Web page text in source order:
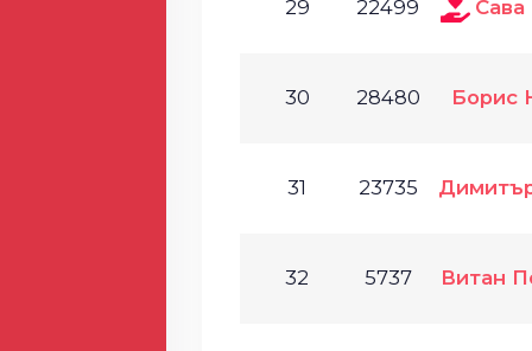
29 22499 Сава
30 28480 Борис
31 23735
32 5737 Витан